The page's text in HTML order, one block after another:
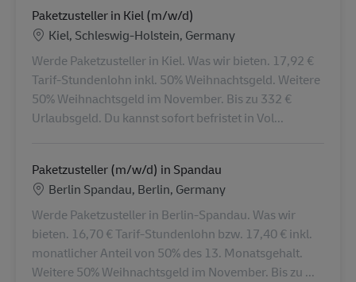
Paketzusteller in Kiel (m/w/d)
Konum
Kiel, Schleswig-Holstein, Germany
Werde Paketzusteller in Kiel. Was wir bieten. 17,92 €
Tarif-Stundenlohn inkl. 50% Weihnachtsgeld. Weitere
50% Weihnachtsgeld im November. Bis zu 332 €
Urlaubsgeld. Du kannst sofort befristet in Vol...
Paketzusteller (m/w/d) in Spandau
Konum
Berlin Spandau, Berlin, Germany
Werde Paketzusteller in Berlin-Spandau. Was wir
bieten. 16,70 € Tarif-Stundenlohn bzw. 17,40 € inkl.
monatlicher Anteil von 50% des 13. Monatsgehalt.
Weitere 50% Weihnachtsgeld im November. Bis zu ...